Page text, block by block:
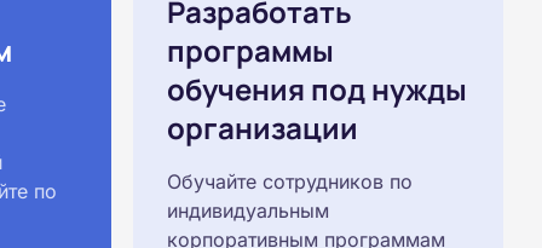
по
Разработать
программы
обучения под нужды
организации
Обучайте сотрудников по
индивидуальным
корпоративным программам